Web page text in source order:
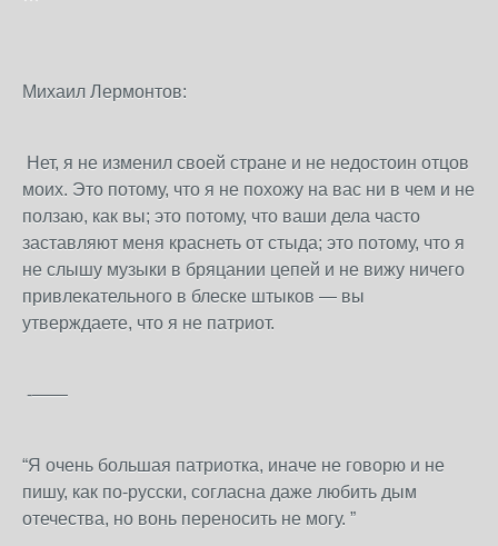
Михаил Лермонтов:
Нет, я не изменил своей стране и не недостоин отцов
моих. Это потому, что я не похожу на вас ни в чем и не
ползаю, как вы; это потому, что ваши дела часто
заставляют меня краснеть от стыда; это потому, что я
не слышу музыки в бряцании цепей и не вижу ничего
привлекательного в блеске штыков — вы
утверждаете, что я не патриот.
-——
“Я очень большая патриотка, иначе не говорю и не
пишу, как по-русски, согласна даже любить дым
отечества, но вонь переносить не могу. ”